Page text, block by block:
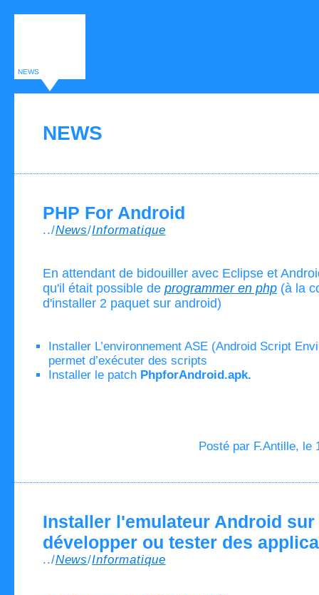
NEWS
NEWS
PHP For Android
../News/Informatique
En attendant de bidouiller avec Eclipse et
qu'il était possible de programmer en php (à la
d'installer 2 paquet sur android)
Installer L’environnement ASE (Android Script
permet d’exécuter des scripts
Installer le patch PhpforAndroid.apk.
Posté par F.Antille, le
Installer l'emulateur Android
développer ou tester des
../News/Informatique